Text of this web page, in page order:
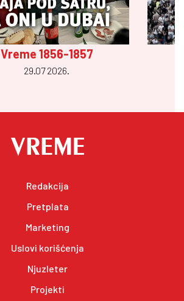
Vreme 1856-1857
29.07 2026.
Redakcija
Pretplata
Marketing
Uslovi korišćenja
Njuzleter
Projekti